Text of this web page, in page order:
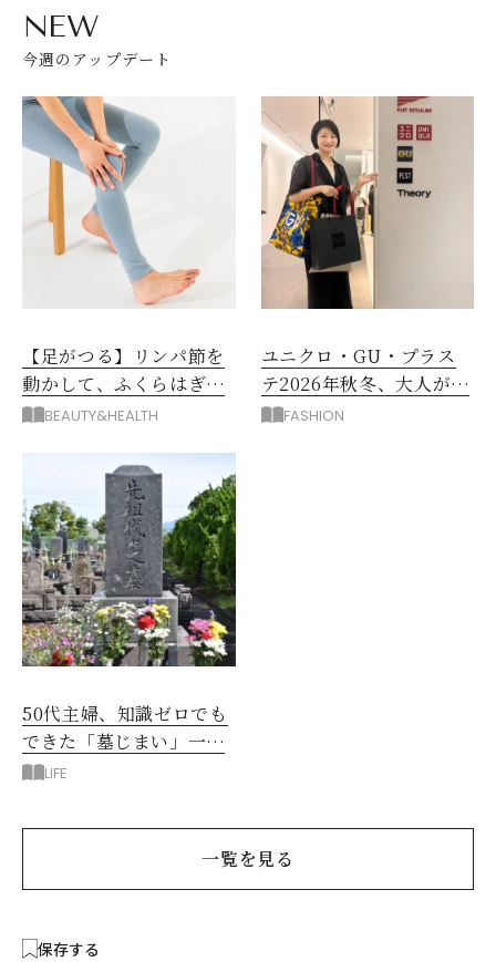
NEW
今週のアップデート
【足がつる】リンパ節を
動かして、ふくらはぎの
むくみ、こむら返りを解
BEAUTY&HEALTH
ユニクロ・GU・プラス
テ2026年秋冬、大人が着
たい新作服は？
FASHION
50代主婦、知識ゼロでも
できた「墓じまい」一つ
後悔したのは、ある順
LIFE
一覧を見る
保存する